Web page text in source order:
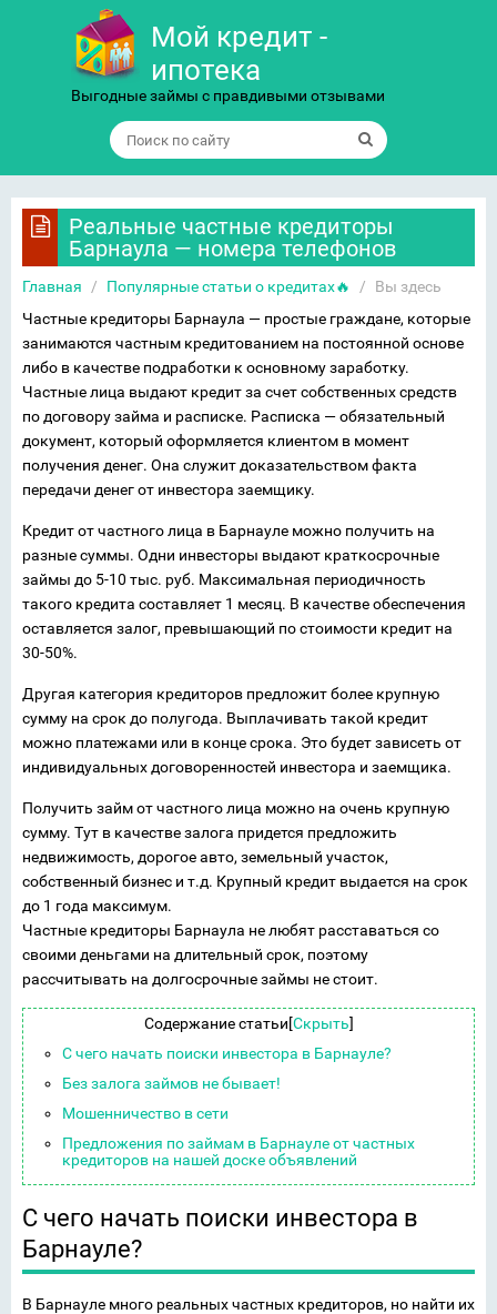
Мой кредит -
ипотека
Выгодные займы с правдивыми отзывами
Реальные частные кредиторы
Барнаула — номера телефонов
Главная / Популярные статьи о кредитах🔥 /
Вы здесь
Частные кредиторы Барнаула — простые граждане, которые
занимаются частным кредитованием на постоянной основе
либо в качестве подработки к основному заработку.
Частные лица выдают кредит за счет собственных средств
по договору займа и расписке. Расписка — обязательный
документ, который оформляется клиентом в момент
получения денег. Она служит доказательством факта
передачи денег от инвестора заемщику.
Кредит от частного лица в Барнауле можно получить на
разные суммы. Одни инвесторы выдают краткосрочные
займы до 5-10 тыс. руб. Максимальная периодичность
такого кредита составляет 1 месяц. В качестве обеспечения
оставляется залог, превышающий по стоимости кредит на
30-50%.
Другая категория кредиторов предложит более крупную
сумму на срок до полугода. Выплачивать такой кредит
можно платежами или в конце срока. Это будет зависеть от
индивидуальных договоренностей инвестора и заемщика.
Получить займ от частного лица можно на очень крупную
сумму. Тут в качестве залога придется предложить
недвижимость, дорогое авто, земельный участок,
собственный бизнес и т.д. Крупный кредит выдается на срок
до 1 года максимум.
Частные кредиторы Барнаула не любят расставаться со
своими деньгами на длительный срок, поэтому
рассчитывать на долгосрочные займы не стоит.
Содержание статьи[Скрыть]
С чего начать поиски инвестора в Барнауле?
Без залога займов не бывает!
Мошенничество в сети
Предложения по займам в Барнауле от частных
кредиторов на нашей доске объявлений
С чего начать поиски инвестора в
Барнауле?
В Барнауле много реальных частных кредиторов, но найти их